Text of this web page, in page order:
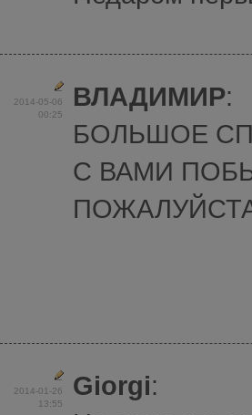
2014-05-06
00:25
ВЛАДИМИР:
БОЛЬШОЕ
С ВАМИ
2014-01-26
13:55
Giorgi: